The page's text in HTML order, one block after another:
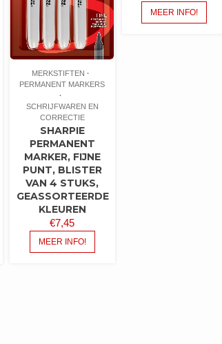
MERKSTIFTEN
PERMANENT MARKERS
SCHRIJFWAREN EN
CORRECTIE
SHARPIE
PERMANENT
MARKER, FIJNE
PUNT, BLISTER
VAN 4 STUKS,
GEASSORTEERDE
KLEUREN
€7,45
MEER INFO!
MEER INFO!